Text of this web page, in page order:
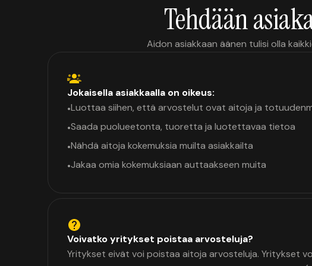
Tehdään
Aidon asiakkaan äänen tulisi olla
Jokaisella asiakkaalla on oikeus:
•Luottaa siihen, että arvostelut ovat aitoja ja
•Saada puolueetonta, tuoretta ja luotettavaa tietoa
•Nähdä aitoja kokemuksia muilta asiakkailta
•Jakaa omia kokemuksiaan auttaakseen muita
Voivatko yritykset poistaa arvosteluja?
Yritykset eivät voi poistaa aitoja arvosteluja. Yritykset